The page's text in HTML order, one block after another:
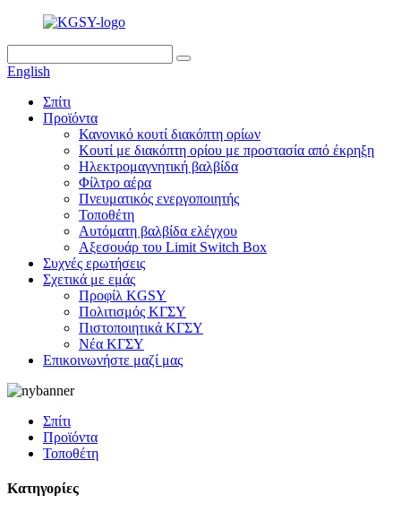
English
Σπίτι
Προϊόντα
Κανονικό κουτί διακόπτη ορίων
Κουτί με διακόπτη ορίου με προστασία από έκρηξη
Ηλεκτρομαγνητική βαλβίδα
Φίλτρο αέρα
Πνευματικός ενεργοποιητής
Τοποθέτη
Αυτόματη βαλβίδα ελέγχου
Αξεσουάρ του Limit Switch Box
Συχνές ερωτήσεις
Σχετικά με εμάς
Προφίλ KGSY
Πολιτισμός ΚΓΣΥ
Πιστοποιητικά ΚΓΣΥ
Νέα ΚΓΣΥ
Επικοινωνήστε μαζί μας
Σπίτι
Προϊόντα
Τοποθέτη
Κατηγορίες